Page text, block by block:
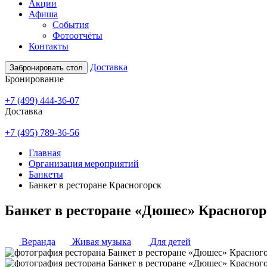
Акции
Афиша
События
Фотоотчёты
Контакты
Забронировать стол
Доставка
Бронирование
+7 (499) 444-36-07
Доставка
+7 (495) 789-36-56
Главная
Организация мероприятий
Банкеты
Банкет в ресторане Красногорск
Банкет в ресторане «Дюшес»
Веранда Живая музыка Для детей